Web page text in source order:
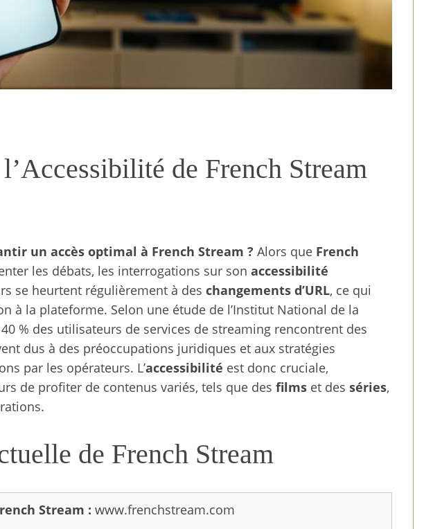
de French Stream
un accès optimal à French Stream ? Alors que French
les débats, les interrogations sur son accessibilité
se heurtent régulièrement à des changements d’URL, ce qui
à la plateforme. Selon une étude de l’Institut National de la
% des utilisateurs de services de streaming rencontrent des
dus à des préoccupations juridiques et aux stratégies
par les opérateurs. L’accessibilité est donc cruciale,
de profiter de contenus variés, tels que des films et des séries,
de French Stream
Stream : www.frenchstream.com